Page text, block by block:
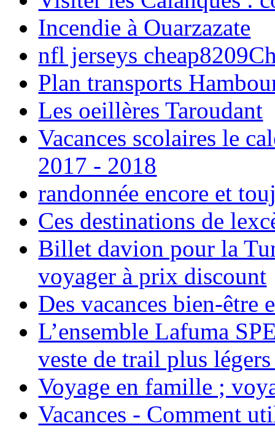
Incendie à Ouarzazate
nfl jerseys
Plan transports
Les oeillères Taroudant
Vacances scolaires le
2017 - 2018
randonnée encore et
Ces destinations de
Billet davion pour la
voyager à prix discount
Des vacances bien-être
L’ensemble Lafuma
veste de trail plus
Voyage en famille ;
Vacances - Comment